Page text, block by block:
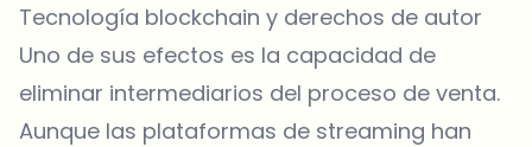
Tecnología blockchain y derechos de autor
Uno de sus efectos es la capacidad de
eliminar intermediarios del proceso de venta.
Aunque las plataformas de streaming han